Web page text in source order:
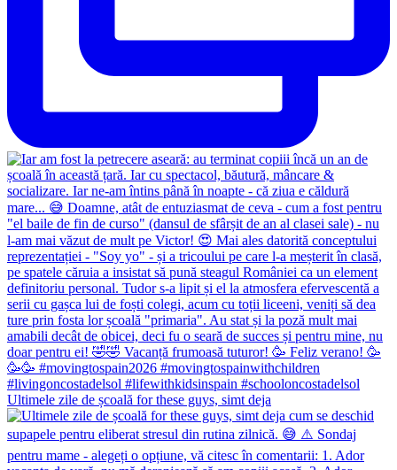
Ultimele zile de școală for these guys, simt deja